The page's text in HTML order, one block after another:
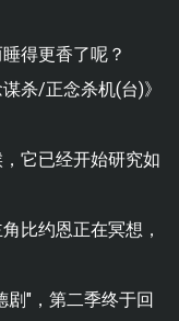
得更香了呢？
杀/正念杀机(台)》
它已经开始研究如
比约恩正在冥想，
剧"，第二季终于回